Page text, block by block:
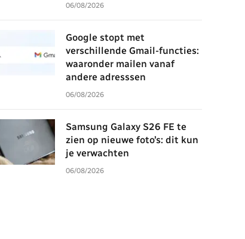
06/08/2026
Google stopt met
verschillende Gmail-functies:
waaronder mailen vanaf
andere adresssen
06/08/2026
Samsung Galaxy S26 FE te
zien op nieuwe foto’s: dit kun
je verwachten
06/08/2026